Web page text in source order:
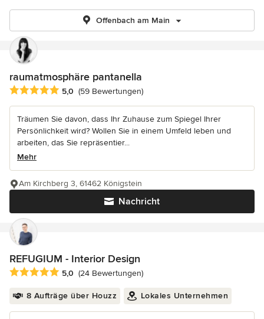
Offenbach am Main
raumatmosphäre pantanella
Durchschnittliche Bewertung: 5 von 5 Sternen
5,0 (59 Bewertungen)
Träumen Sie davon, dass Ihr Zuhause zum Spiegel Ihrer
Persönlichkeit wird? Wollen Sie in einem Umfeld leben und
arbeiten, das Sie repräsentier...
Mehr
Nachricht
Am Kirchberg 3, 61462 Königstein
REFUGIUM - Interior Design
Durchschnittliche Bewertung: 5 von 5 Sternen
5,0 (24 Bewertungen)
8 Aufträge über Houzz Lokales Unternehmen